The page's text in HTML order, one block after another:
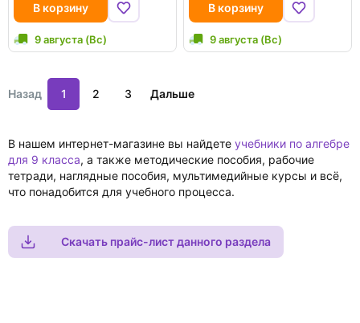
В корзину
9 августа (Вс)
В корзину
9 августа (Вс)
Назад 1 2 3 Дальше
В нашем интернет-магазине вы найдете учебники по алгебре
для 9 класса, а также методические пособия, рабочие
тетради, наглядные пособия, мультимедийные курсы и всё,
что понадобится для учебного процесса.
Скачать прайс-лист данного раздела